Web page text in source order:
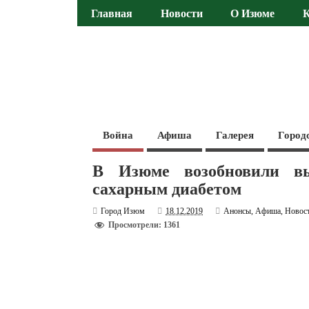
Главная Новости О Изюме
Война Афиша Галерея
В Изюме возобновили
сахарным диабетом
Город Изюм 18.12.2019 Анонсы,Афиша,
Просмотрели: 1361